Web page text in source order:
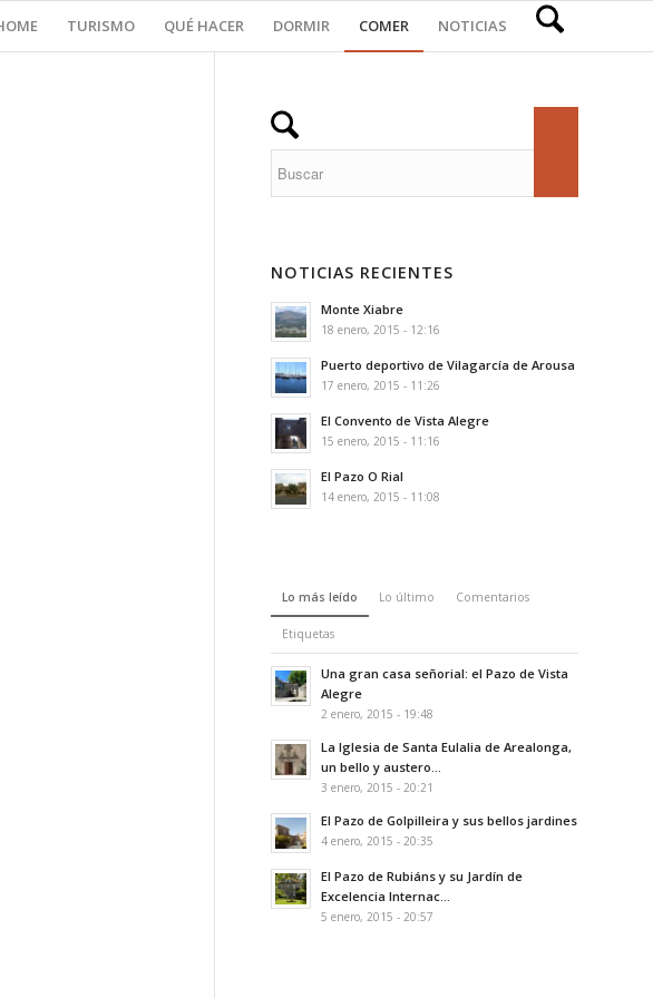
TURISMO QUÉ HACER DORMIR COMER NOTICIAS
NOTICIAS RECIENTES
Monte Xiabre
18 enero, 2015 - 12:16
Puerto deportivo de Vilagarcía de Arousa
17 enero, 2015 - 11:26
El Convento de Vista Alegre
15 enero, 2015 - 11:16
El Pazo O Rial
14 enero, 2015 - 11:08
Lo más leído Lo último Comentarios
Etiquetas
Una gran casa señorial: el Pazo de Vista
Alegre
2 enero, 2015 - 19:48
La Iglesia de Santa Eulalia de Arealonga,
un bello y austero...
3 enero, 2015 - 20:21
El Pazo de Golpilleira y sus bellos jardines
4 enero, 2015 - 20:35
El Pazo de Rubiáns y su Jardín de
Excelencia Internac...
5 enero, 2015 - 20:57